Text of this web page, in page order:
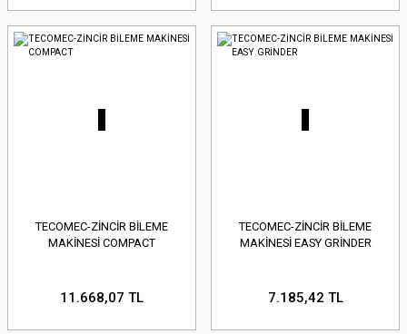
TECOMEC-ZİNCİR BİLEME
MAKİNESİ COMPACT
11.668,07 TL
TECOMEC-ZİNCİR BİLEME
MAKİNESİ EASY GRİNDER
7.185,42 TL